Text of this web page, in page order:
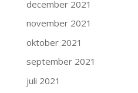
december 2021
november 2021
oktober 2021
september 2021
juli 2021